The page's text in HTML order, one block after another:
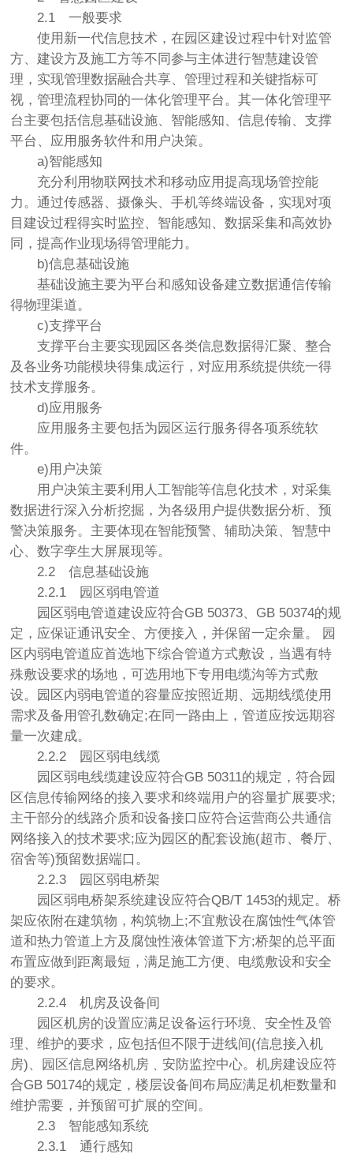
2.1一般要求
使用新一代信息技术，在园区建设过程中针对监管
方、建设方及施工方等不同参与主体进行智慧建设管
理，实现管理数据融合共享、管理过程和关键指标可
视，管理流程协同的一体化管理平台。其一体化管理平
台主要包括信息基础设施、智能感知、信息传输、支撑
平台、应用服务软件和用户决策。
a)智能感知
充分利用物联网技术和移动应用提高现场管控能
力。通过传感器、摄像头、手机等终端设备，实现对项
目建设过程得实时监控、智能感知、数据采集和高效协
同，提高作业现场得管理能力。
b)信息基础设施
基础设施主要为平台和感知设备建立数据通信传输
得物理渠道。
c)支撑平台
支撑平台主要实现园区各类信息数据得汇聚、整合
及各业务功能模块得集成运行，对应用系统提供统一得
技术支撑服务。
d)应用服务
应用服务主要包括为园区运行服务得各项系统软
件。
e)用户决策
用户决策主要利用人工智能等信息化技术，对采集
数据进行深入分析挖掘，为各级用户提供数据分析、预
警决策服务。主要体现在智能预警、辅助决策、智慧中
心、数字孪生大屏展现等。
2.2信息基础设施
2.2.1 园区弱电管道
园区弱电管道建设应符合GB 50373、GB 50374的规
定，应保证通讯安全、方便接入，并保留一定余量。 园
区内弱电管道应首选地下综合管道方式敷设，当遇有特
殊敷设要求的场地，可选用地下专用电缆沟等方式敷
设。园区内弱电管道的容量应按照近期、远期线缆使用
需求及备用管孔数确定;在同一路由上，管道应按远期容
量一次建成。
2.2.2 园区弱电线缆
园区弱电线缆建设应符合GB 50311的规定，符合园
区信息传输网络的接入要求和终端用户的容量扩展要求;
主干部分的线路介质和设备接口应符合运营商公共通信
网络接入的技术要求;应为园区的配套设施(超市、餐厅、
宿舍等)预留数据端口。
2.2.3 园区弱电桥架
园区弱电桥架系统建设应符合QB/T 1453的规定。桥
架应依附在建筑物，构筑物上;不宜敷设在腐蚀性气体管
道和热力管道上方及腐蚀性液体管道下方;桥架的总平面
布置应做到距离最短，满足施工方便、电缆敷设和安全
的要求。
2.2.4机房及设备间
园区机房的设置应满足设备运行环境、安全性及管
理、维护的要求，应包括但不限于进线间(信息接入机
房)、园区信息网络机房﹑安防监控中心。机房建设应符
合GB 50174的规定，楼层设备间布局应满足机柜数量和
维护需要，并预留可扩展的空间。
2.3 智能感知系统
2.3.1通行感知